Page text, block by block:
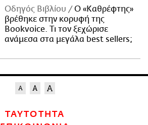
Οδηγός Βιβλίου
Ο «Καθρέφτης»
βρέθηκε στην κορυφή της
Bookvoice. Τι τον ξεχώρισε
ανάμεσα στα μεγάλα best sellers;
ΤΑΥΤΟΤΗΤΑ